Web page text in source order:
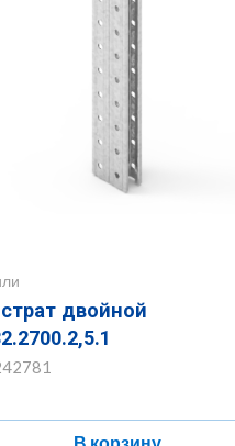
двойной